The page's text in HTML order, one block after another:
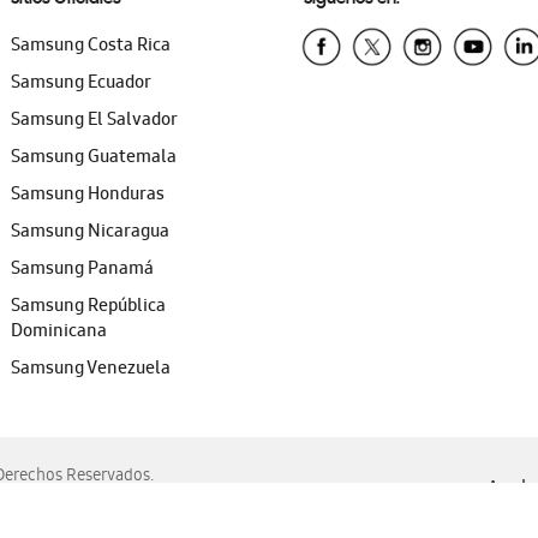
Samsung Costa Rica
Samsung Ecuador
Samsung El Salvador
Samsung Guatemala
Samsung Honduras
Samsung Nicaragua
Samsung Panamá
Samsung República
Dominicana
Samsung Venezuela
Reservados.